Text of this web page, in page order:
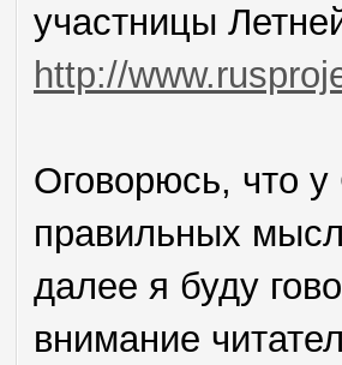
участницы
http://
Оговорюсь, что
правильных
далее я буду
внимание